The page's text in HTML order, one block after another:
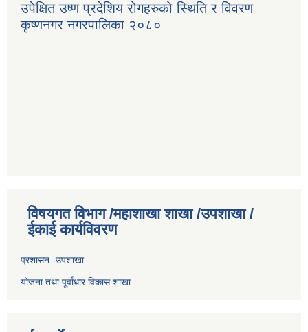
उपेक्षित उष्ण प्रदेशिय रोगहरुको स्थिति र विवरण
कृष्णनगर नगरपालिका २०८०
विषयगत विभाग /महाशाखा शाखा /उपशाखा /
ईकाई कार्यविवरण
प्रशासन -उपशाखा
योजना तथा पूर्वाधार विकास शाखा